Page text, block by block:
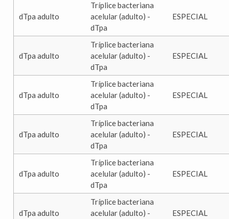
dTpa adulto
Tríplice bacteriana
acelular (adulto) -
dTpa
ESPECIAL
dTpa adulto
Tríplice bacteriana
acelular (adulto) -
dTpa
ESPECIAL
dTpa adulto
Tríplice bacteriana
acelular (adulto) -
dTpa
ESPECIAL
dTpa adulto
Tríplice bacteriana
acelular (adulto) -
dTpa
ESPECIAL
dTpa adulto
Tríplice bacteriana
acelular (adulto) -
dTpa
ESPECIAL
dTpa adulto
Tríplice bacteriana
acelular (adulto) -
ESPECIAL